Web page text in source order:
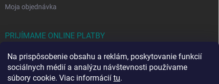
Na prispôsobenie obsahu a reklám, poskytovanie funkcií
sociálnych médií a analýzu návštevnosti používame
súbory cookie. Viac informácií tu.
Moja objednávka
PRIJÍMAME ONLINE PLATBY